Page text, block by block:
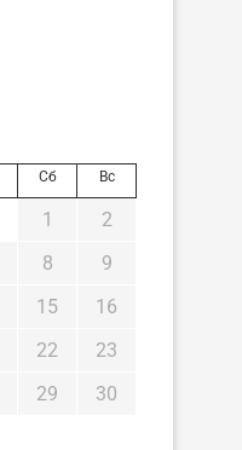
Сб Вс
1
2
8
9
15
16
22
23
29
30